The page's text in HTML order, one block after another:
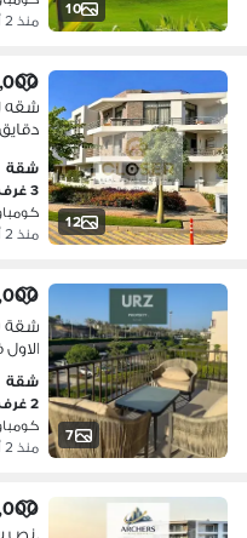
10
منذ 2 أسابيع
12
شقة
3 غرف نوم
منذ 2 أسابيع
7
نصف
مصر
شقة
2 غرف نوم
منذ 2 أسابيع
بنص